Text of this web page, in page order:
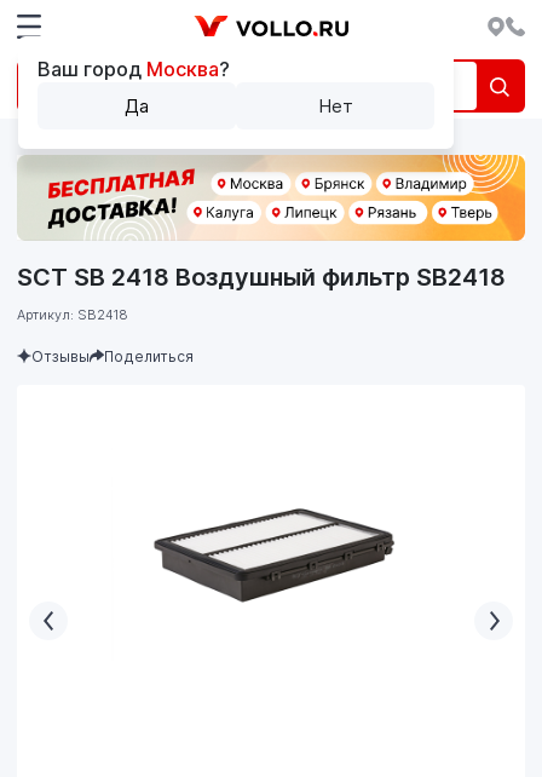
SCT SB 2418 Воздушный фильтр SB2418
Артикул: SB2418
Отзывы Поделиться
Ваш город Москва?
Да Нет